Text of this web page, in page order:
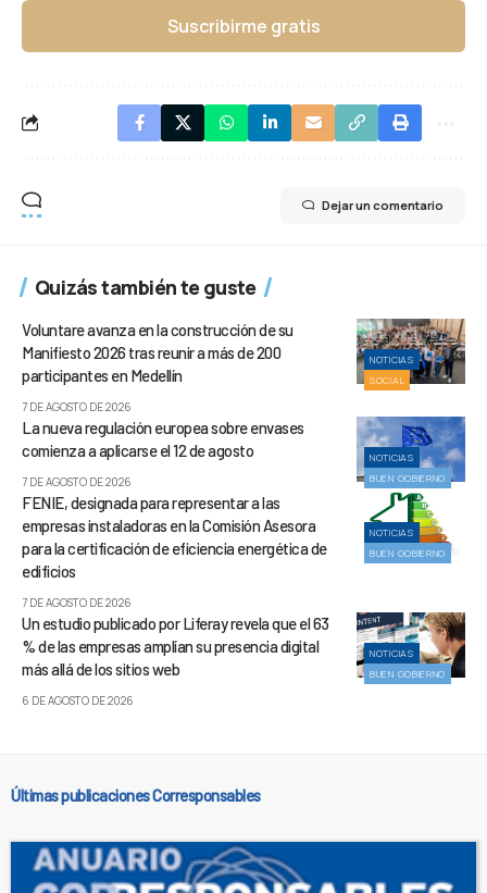
Suscribirme gratis
Dejar un comentario
Quizás también te guste
NOTICIAS
SOCIAL
Voluntare avanza en la construcción de su
Manifiesto 2026 tras reunir a más de 200
participantes en Medellín
7 DE AGOSTO DE 2026
NOTICIAS
BUEN GOBIERNO
La nueva regulación europea sobre envases
comienza a aplicarse el 12 de agosto
7 DE AGOSTO DE 2026
NOTICIAS
BUEN GOBIERNO
FENIE, designada para representar a las
empresas instaladoras en la Comisión Asesora
para la certificación de eficiencia energética de
edificios
7 DE AGOSTO DE 2026
NOTICIAS
BUEN GOBIERNO
Un estudio publicado por Liferay revela que el 63
% de las empresas amplían su presencia digital
más allá de los sitios web
6 DE AGOSTO DE 2026
Últimas publicaciones Corresponsables